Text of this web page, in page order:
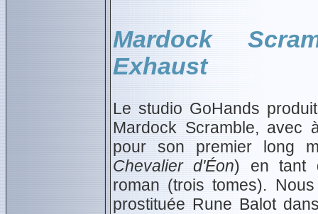
Mardock
Exhaust
Le studio GoHands
Mardock Scramble, avec
pour son premier long
Chevalier d'Éon) en tant
roman (trois tomes).
prostituée Rune Balot